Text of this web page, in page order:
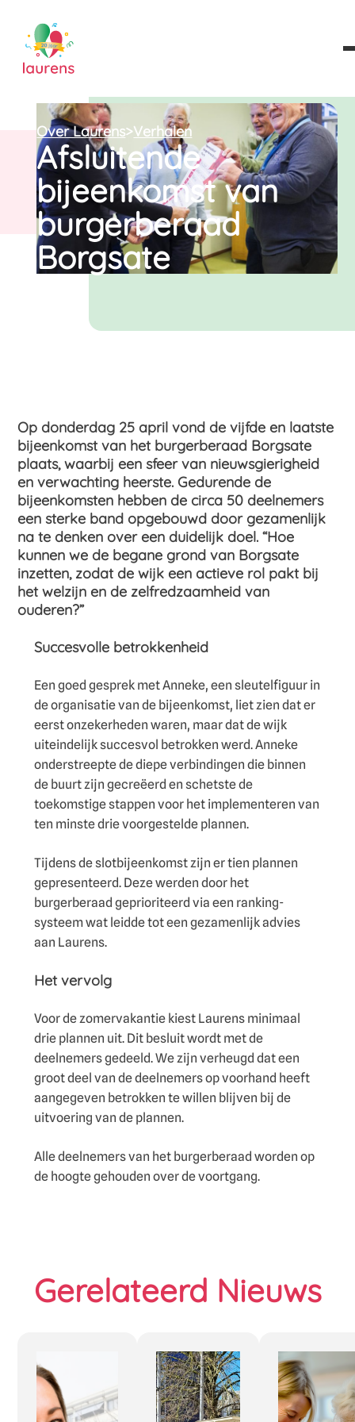
Over Laurens>Verhalen
Afsluitende
bijeenkomst van
burgerberaad
Borgsate
Op donderdag 25 april vond de vijfde en laatste
bijeenkomst van het burgerberaad Borgsate
plaats, waarbij een sfeer van nieuwsgierigheid
en verwachting heerste. Gedurende de
bijeenkomsten hebben de circa 50 deelnemers
een sterke band opgebouwd door gezamenlijk
na te denken over een duidelijk doel. “Hoe
kunnen we de begane grond van Borgsate
inzetten, zodat de wijk een actieve rol pakt bij
het welzijn en de zelfredzaamheid van
ouderen?”
Succesvolle betrokkenheid
Een goed gesprek met Anneke, een sleutelfiguur in
de organisatie van de bijeenkomst, liet zien dat er
eerst onzekerheden waren, maar dat de wijk
uiteindelijk succesvol betrokken werd. Anneke
onderstreepte de diepe verbindingen die binnen
de buurt zijn gecreëerd en schetste de
toekomstige stappen voor het implementeren van
ten minste drie voorgestelde plannen.
Tijdens de slotbijeenkomst zijn er tien plannen
gepresenteerd. Deze werden door het
burgerberaad geprioriteerd via een ranking-
systeem wat leidde tot een gezamenlijk advies
aan Laurens.
Het vervolg
Voor de zomervakantie kiest Laurens minimaal
drie plannen uit. Dit besluit wordt met de
deelnemers gedeeld. We zijn verheugd dat een
groot deel van de deelnemers op voorhand heeft
aangegeven betrokken te willen blijven bij de
uitvoering van de plannen.
Alle deelnemers van het burgerberaad worden op
de hoogte gehouden over de voortgang.
Gerelateerd Nieuws